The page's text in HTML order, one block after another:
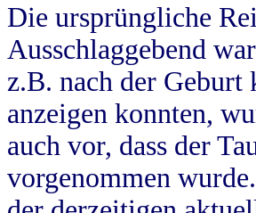
Die ursprüngliche
Ausschlaggebend
z.B. nach der
anzeigen konnten,
auch vor, dass der
vorgenommen